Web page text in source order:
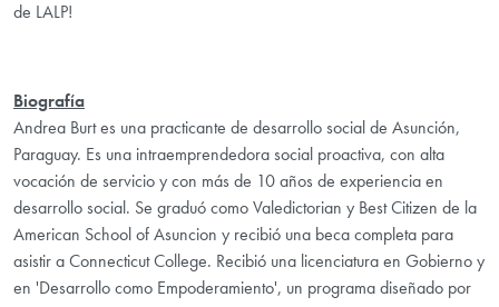
de LALP!
Biografía
Andrea Burt es una practicante de desarrollo social de Asunción,
Paraguay. Es una intraemprendedora social proactiva, con alta
vocación de servicio y con más de 10 años de experiencia en
desarrollo social. Se graduó como Valedictorian y Best Citizen de la
American School of Asuncion y recibió una beca completa para
asistir a Connecticut College. Recibió una licenciatura en Gobierno y
en 'Desarrollo como Empoderamiento', un programa diseñado por